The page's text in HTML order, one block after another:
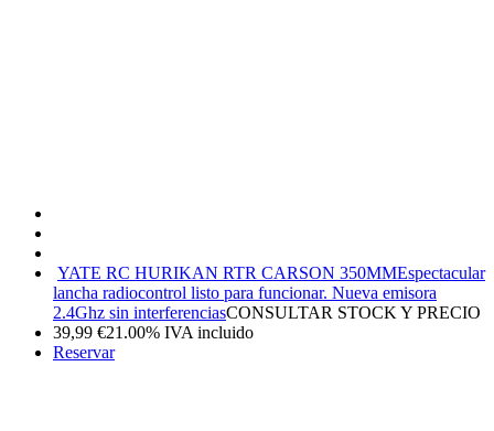
YATE RC HURIKAN RTR CARSON 350MMEspectacular
lancha radiocontrol listo para funcionar. Nueva emisora
2.4Ghz sin interferenciasCONSULTAR STOCK Y PRECIO
39,99 €21.00% IVA incluido
Reservar